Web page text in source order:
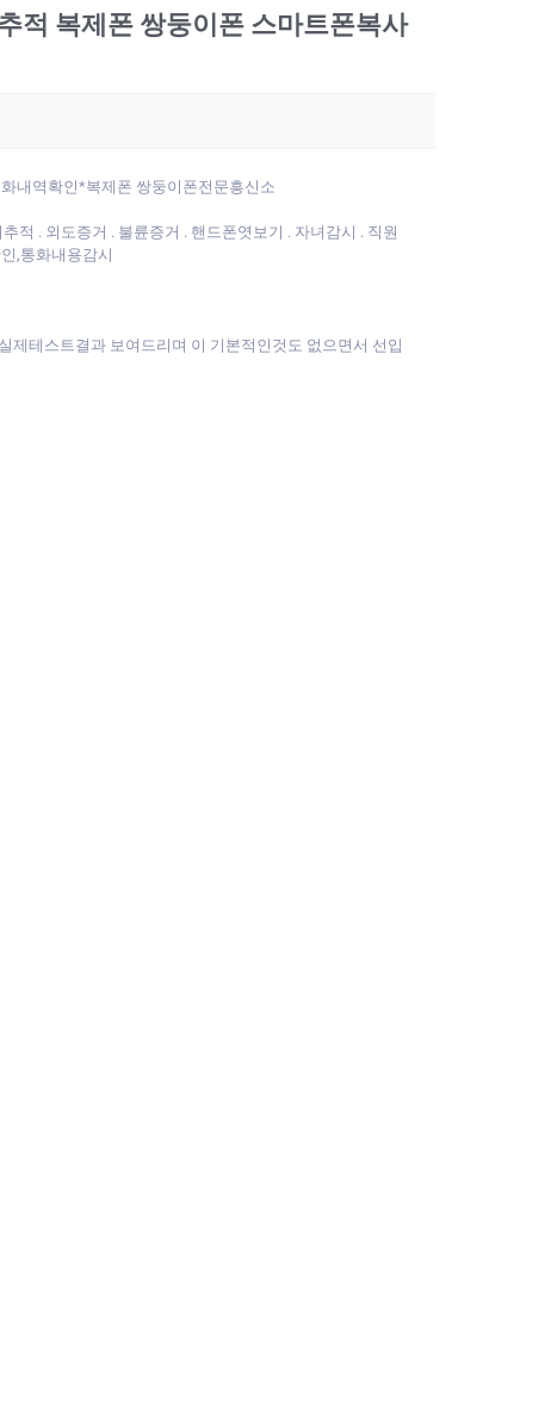
적 복제폰 쌍둥이폰 스마트폰복사
내역확인*복제폰 쌍둥이폰전문흥신소
적 . 외도증거 . 불륜증거 . 핸드폰엿보기 . 자녀감시 . 직원
,통화내용감시
제테스트결과 보여드리며 이 기본적인것도 없으면서 선입